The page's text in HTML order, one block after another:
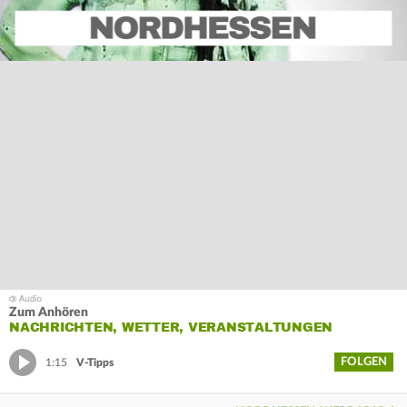
Zum Anhören
NACHRICHTEN, WETTER, VERANSTALTUNGEN
1:15 V-Tipps FOLGEN